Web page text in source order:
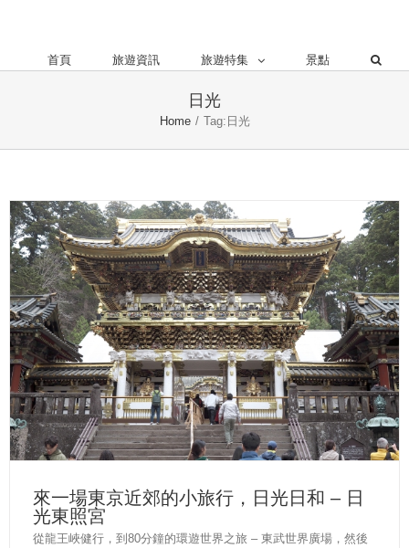
首頁 旅遊資訊 旅遊特集 景點
日光
Home / Tag: 日光
來一場東京近郊的小旅行，日光日和 – 日
光東照宮
從龍王峽健行，到80分鐘的環遊世界之旅 – 東武世界廣場，然後